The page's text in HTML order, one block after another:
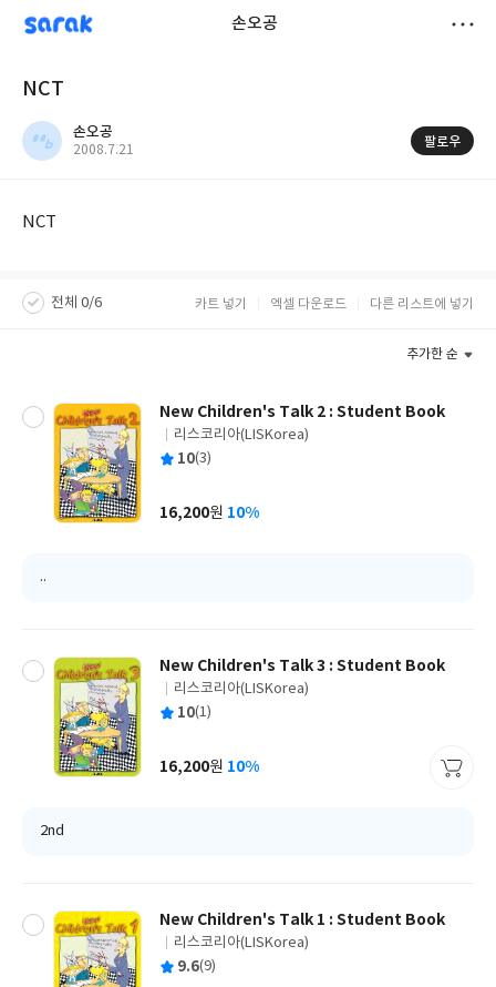
sarak 손오공
NCT
손오공
작
2008.7.21
팔로우
NCT
전체 0/6 카트 넣기 엑셀 다운로드 다른 리스트에 넣기
추가한 순
New Children's Talk 2 : Student Book
글
쓴
출
사
리스코리아(LISKorea)
평 10(3)
가
16,200원 10%
..
New Children's Talk 3 : Student Book
글
쓴
출
사
리스코리아(LISKorea)
평 10(1)
가
16,200원 10%
2nd
New Children's Talk 1 : Student Book
글
쓴
출
리스코리아(LISKorea)
평 9.6(9)